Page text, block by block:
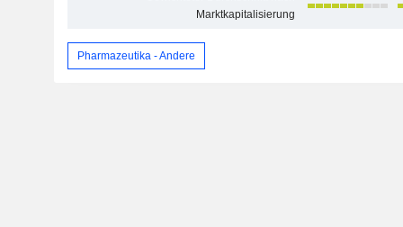
Marktkapitalisierung
Pharmazeutika - Andere